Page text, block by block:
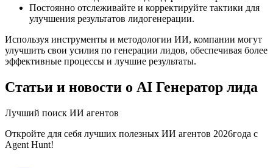
Постоянно отслеживайте и корректируйте тактики для
улучшения результатов лидогенерации.
Используя инструменты и методологии ИИ, компании могут
улучшить свои усилия по генерации лидов, обеспечивая более
эффективные процессы и лучшие результаты.
Статьи и новости о AI Генератор лида
Лучший поиск ИИ агентов
Откройте для себя лучших полезных ИИ агентов 2026года с
Agent Hunt!